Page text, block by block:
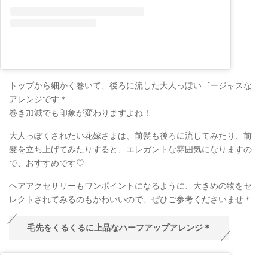
トップから細かく巻いて、後ろに流した大人っぽいゴージャスな
アレンジです＊
巻き加減でも印象が変わりますよね！
大人っぽくされたい花嫁さまは、前髪も後ろに流してみたり、前
髪を立ち上げてみたりすると、エレガントな雰囲気になりますの
で、おすすめです♡
ヘアアクセサリーもワンポイントになるように、大きめの物をセ
レクトされてみるのもかわいいので、ぜひご参考くださいませ＊
毛先をくるくるに上品なハーフアップアレンジ＊